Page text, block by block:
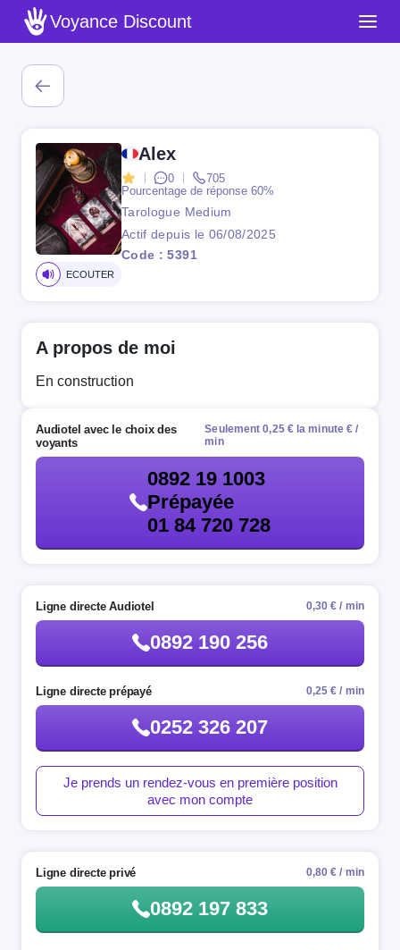
Voyance Discount
ECOUTER
Alex
0
705
Pourcentage de réponse 60%
Tarologue Medium
Actif depuis le 06/08/2025
Code : 5391
A propos de moi
En construction
Audiotel avec le choix des
voyants
Seulement 0,25 € la minute € /
min
0892 19 1003
Prépayée
01 84 720 728
Ligne directe Audiotel 0,30 € / min
0892 190 256
Ligne directe prépayé 0,25 € / min
0252 326 207
Je prends un rendez-vous en première position
avec mon compte
Ligne directe privé 0,80 € / min
0892 197 833